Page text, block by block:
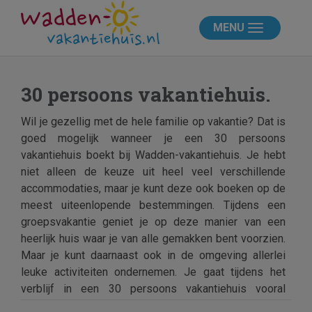
MENU
30 persoons vakantiehuis.
Wil je gezellig met de hele familie op vakantie? Dat is
goed mogelijk wanneer je een 30 persoons
vakantiehuis boekt bij Wadden-vakantiehuis. Je hebt
niet alleen de keuze uit heel veel verschillende
accommodaties, maar je kunt deze ook boeken op de
meest uiteenlopende bestemmingen. Tijdens een
groepsvakantie geniet je op deze manier van een
heerlijk huis waar je van alle gemakken bent voorzien.
Maar je kunt daarnaast ook in de omgeving allerlei
leuke activiteiten ondernemen. Je gaat tijdens het
verblijf in een 30 persoons vakantiehuis vooral